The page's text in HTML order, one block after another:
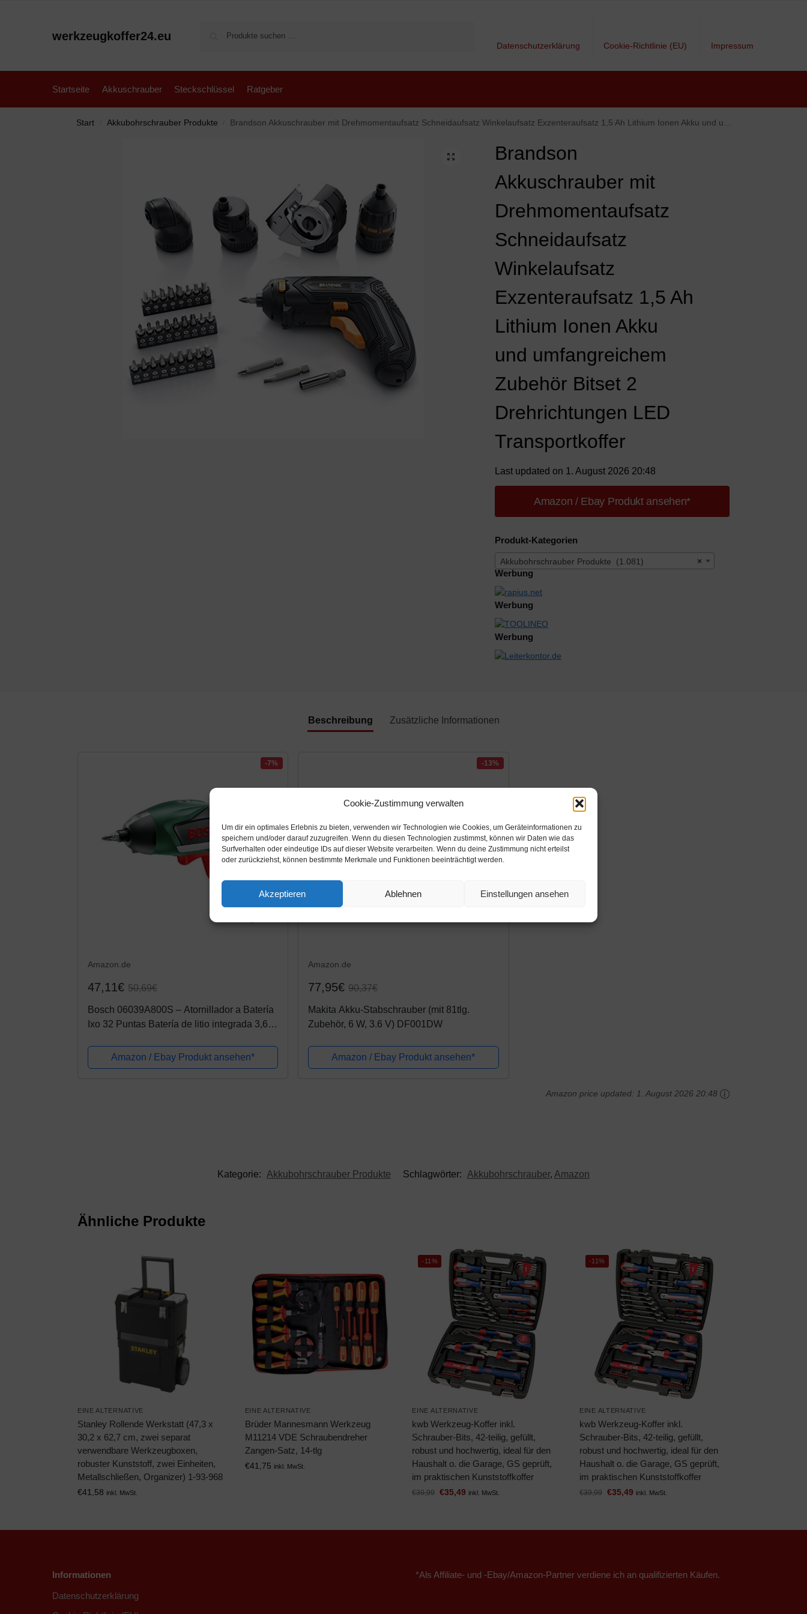
Cookie-Zustimmung verwalten
Um dir ein optimales Erlebnis zu bieten, verwenden wir Technologien wie Cookies, um Geräteinformationen zu
speichern und/oder darauf zuzugreifen. Wenn du diesen Technologien zustimmst, können wir Daten wie das
Surfverhalten oder eindeutige IDs auf dieser Website verarbeiten. Wenn du deine Zustimmung nicht erteilst
oder zurückziehst, können bestimmte Merkmale und Funktionen beeinträchtigt werden.
Akzeptieren Ablehnen Einstellungen ansehen
werkzeugkoffer24.eu
Datenschutzerklärung Cookie-Richtlinie (EU) Impressum
Startseite Akkuschrauber Steckschlüssel Ratgeber
Start Akkubohrschrauber Produkte Brandson Akkuschrauber mit Drehmomentaufsatz Schneidaufsatz Winkelaufsatz Exzenteraufsatz 1,5 Ah Lithium Ionen Akku und umfangreichem Zubehör Bitset 2 Drehrichtungen LED Transportkoffer
Brandson
Akkuschrauber mit
Drehmomentaufsatz
Schneidaufsatz
Winkelaufsatz
Exzenteraufsatz 1,5 Ah
Lithium Ionen Akku
und umfangreichem
Zubehör Bitset 2
Drehrichtungen LED
Transportkoffer
Last updated on 1. August 2026 20:48
Amazon / Ebay Produkt ansehen*
Produkt-Kategorien
×
Akkubohrschrauber Produkte (1.081)
Werbung
Werbung
Werbung
Beschreibung Zusätzliche Informationen
-7%
Amazon.de
47,11€ 50,69€
Bosch 06039A800S – Atornillador a Batería
Ixo 32 Puntas Batería de litio integrada 3,6 V
Nm. 215 RPM im Urlaub.
Amazon / Ebay Produkt ansehen*
-13%
Amazon.de
77,95€90,37€
Makita Akku-Stabschrauber (mit 81tlg.
Zubehör, 6 W, 3.6 V) DF001DW
Amazon / Ebay Produkt ansehen*
Amazon price updated: 1. August 2026 20:48
Kategorie: Akkubohrschrauber Produkte Schlagwörter: Akkubohrschrauber, Amazon
Ähnliche Produkte
EINE ALTERNATIVE
Stanley Rollende Werkstatt (47,3 x
30,2 x 62,7 cm, zwei separat
verwendbare Werkzeugboxen,
robuster Kunststoff, zwei Einheiten,
Metallschließen, Organizer) 1-93-968
€41,58 inkl. MwSt.
EINE ALTERNATIVE
Brüder Mannesmann Werkzeug
M11214 VDE Schraubendreher
Zangen-Satz, 14-tlg
€41,75 inkl. MwSt.
-11%
EINE ALTERNATIVE
kwb Werkzeug-Koffer inkl.
Schrauber-Bits, 42-teilig, gefüllt,
robust und hochwertig, ideal für den
Haushalt o. die Garage, GS geprüft,
im praktischen Kunststoffkoffer
€39,99 €35,49 inkl. MwSt.
-11%
EINE ALTERNATIVE
kwb Werkzeug-Koffer inkl.
Schrauber-Bits, 42-teilig, gefüllt,
robust und hochwertig, ideal für den
Haushalt o. die Garage, GS geprüft,
im praktischen Kunststoffkoffer
€39,99 €35,49 inkl. MwSt.
Informationen
Datenschutzerklärung
*Als Affiliate- und -Ebay/Amazon-Partner verdiene ich an qualifizierten Käufen.